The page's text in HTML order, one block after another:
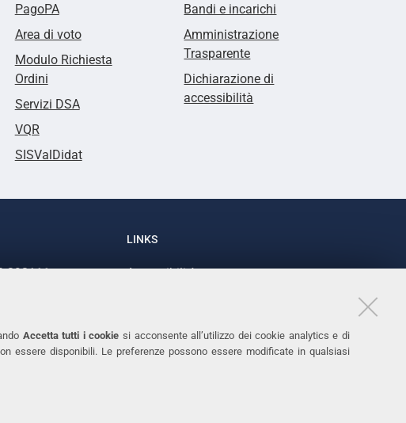
Accetta tutti i cookie si acconsente all’utilizzo dei cookie analytics e di
essere disponibili. Le preferenze possono essere modificate in qualsiasi
PagoPA
Area di voto
Modulo Richiesta
Ordini
Servizi DSA
VQR
SISValDidat
Bandi e incarichi
Amministrazione
Trasparente
Dichiarazione di
accessibilità
293111
LINKS
Accessibilità
Cookies